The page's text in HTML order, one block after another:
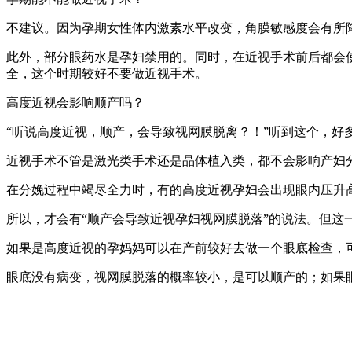
不建议。因为孕期女性体内激素水平改变，角膜敏感度会有
此外，部分眼药水是孕妇禁用的。同时，在近视手术前后都
全，这个时期较好不要做近视手术。
高度近视会影响顺产吗？
“听说高度近视，顺产，会导致视网膜脱离？！”听到这个，好
近视手术不管是激光类手术还是晶体植入类，都不会影响产
在分娩过程中竭尽全力时，有的高度近视孕妇会出现眼内压
所以，才会有“顺产会导致近视孕妇视网膜脱落”的说法。但这
如果是高度近视的孕妈妈可以在产前较好去做一个眼底检查
眼底没有病变，视网膜脱落的概率较小，是可以顺产的；如